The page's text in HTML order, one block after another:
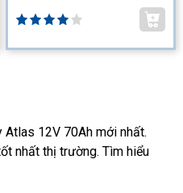
Atlas 12V 70Ah mới nhất.
nhất thị trường. Tìm hiểu